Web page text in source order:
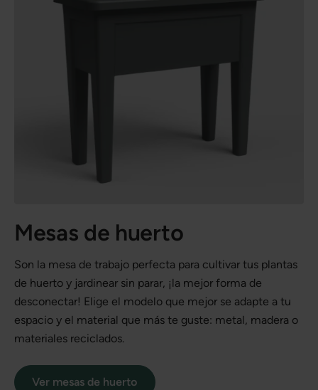
Mesas de huerto
Son la mesa de trabajo perfecta para cultivar tus plantas
de huerto y jardinear sin parar, ¡la mejor forma de
desconectar! Elige el modelo que mejor se adapte a tu
espacio y el material que más te guste: metal, madera o
materiales reciclados.
Ver mesas de huerto